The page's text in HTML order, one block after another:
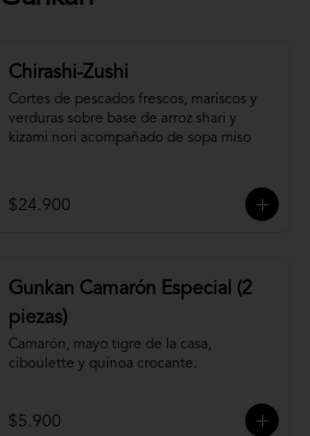
Chirashi-Zushi
Cortes de pescados frescos, mariscos y
verduras sobre base de arroz shari y
kizami nori acompañado de sopa miso
$24.900
Gunkan Camarón Especial (2
piezas)
Camarón, mayo tigre de la casa,
ciboulette y quinoa crocante.
$5.900